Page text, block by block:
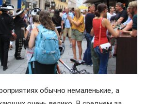
обычно немаленькие, а